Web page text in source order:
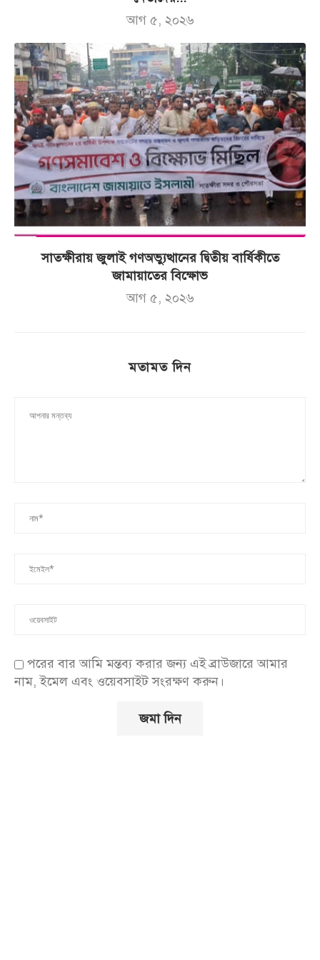
আগ ৫, ২০২৬
সাতক্ষীরায় জুলাই গণঅভ্যুত্থানের দ্বিতীয় বার্ষিকীতে
জামায়াতের বিক্ষোভ
আগ ৫, ২০২৬
মতামত দিন
পরের বার আমি মন্তব্য করার জন্য এই ব্রাউজারে আমার
নাম, ইমেল এবং ওয়েবসাইট সংরক্ষণ করুন।